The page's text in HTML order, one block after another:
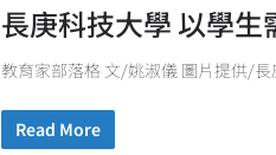
長庚科技大學 以學
教育家部落格 文/姚淑儀 圖片提供/長
Read More